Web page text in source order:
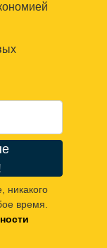
никакого
время.